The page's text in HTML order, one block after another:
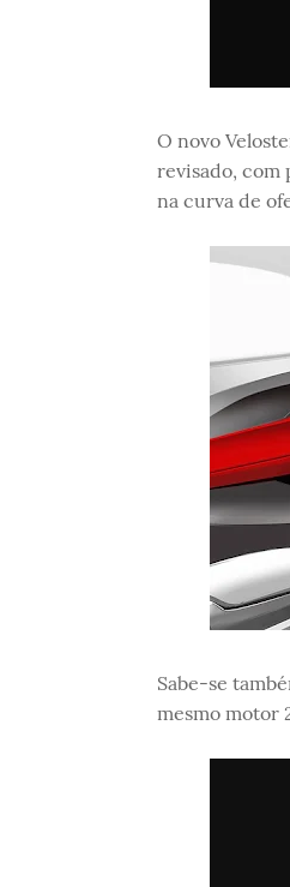
O novo
revisado, com
na curva de
Sabe-se
mesmo motor